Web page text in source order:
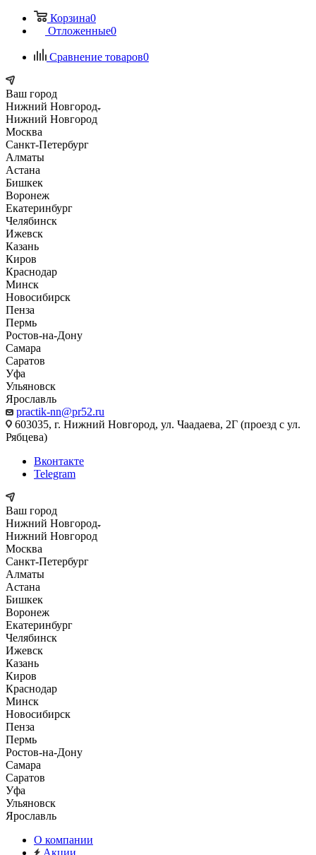
Корзина0
Отложенные0
Сравнение товаров0
Ваш город
Нижний Новгород
Нижний Новгород
Москва
Санкт-Петербург
Алматы
Астана
Бишкек
Воронеж
Екатеринбург
Челябинск
Ижевск
Казань
Киров
Краснодар
Минск
Новосибирск
Пенза
Пермь
Ростов-на-Дону
Самара
Саратов
Уфа
Ульяновск
Ярославль
practik-nn@pr52.ru
603035, г. Нижний Новгород, ул. Чаадаева, 2Г (проезд с ул.
Рябцева)
Вконтакте
Telegram
Ваш город
Нижний Новгород
Нижний Новгород
Москва
Санкт-Петербург
Алматы
Астана
Бишкек
Воронеж
Екатеринбург
Челябинск
Ижевск
Казань
Киров
Краснодар
Минск
Новосибирск
Пенза
Пермь
Ростов-на-Дону
Самара
Саратов
Уфа
Ульяновск
Ярославль
О компании
Акции